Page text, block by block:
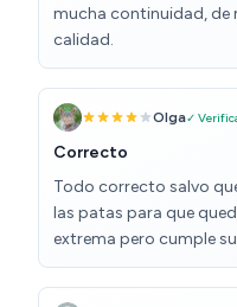
mucha continuidad,
calidad.
Olga✓
Correcto
Todo correcto salvo
las patas para que
extrema pero cumple